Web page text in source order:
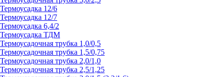
Термоусадка 12/6
Термоусадка 12/7
Термоусадка 6,4/2
Термоусадка ТДМ
Термоусадочная трубка 1,0/0,5
Термоусадочная трубка 1,5/0,75
Термоусадочная трубка 2,0/1,0
Термоусадочная трубка 2,5/1,25